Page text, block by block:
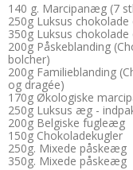
140 g. Marcipanæg (7
250g Luksus
350g Luksus
200g Påskeblanding
bolcher)
200g Familieblanding
og dragée)
170g Økologiske
250g Luksus æg -
200g Belgiske fugleæg
150g Chokoladekugler
250g. Mixede påskeæg
350g. Mixede påskeæg